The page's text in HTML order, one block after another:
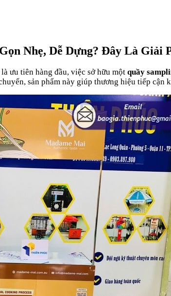
Nhẹ, Dễ Dựng? Đây Là Giải
ưu tiên hàng đầu, việc sở hữu một quầy
sản phẩm này giúp thương hiệu tiếp